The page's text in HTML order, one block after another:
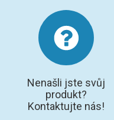
Nenašli jste svůj
produkt?
Kontaktujte nás!